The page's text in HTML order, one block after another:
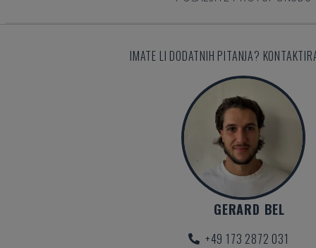
IMATE LI DODATNIH PITANJA?
GERARD BEL
+49 173 2872 031